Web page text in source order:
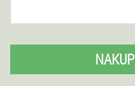
NAKUP